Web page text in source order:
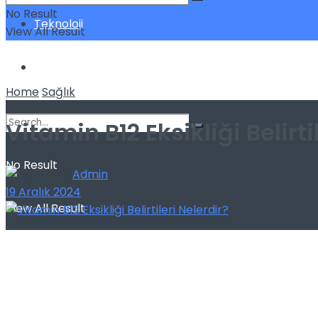
Teknoloji
No Result
View All Result
No Result
View All Result
HomeSağlık
Vitamin B12 Eksikliği
by
Admin
19 Aralık 2024